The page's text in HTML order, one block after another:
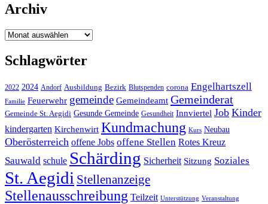
Archiv
Archiv
Schlagwörter
2022 2024 Andorf Ausbildung Bezirk Blutspenden corona Engelhartszell
Familie Feuerwehr gemeinde Gemeindeamt Gemeinderat
Gemeinde St. Aegidi Gesunde Gemeinde Gesundheit Innviertel Job Kinder
kindergarten Kirchenwirt Kundmachung Kurs Neubau
Oberösterreich offene Jobs offene Stellen Rotes Kreuz
Sauwald schule Schärding Sicherheit Sitzung Soziales
St. Aegidi Stellenanzeige
Stellenausschreibung Teilzeit Unterstützung Veranstaltung